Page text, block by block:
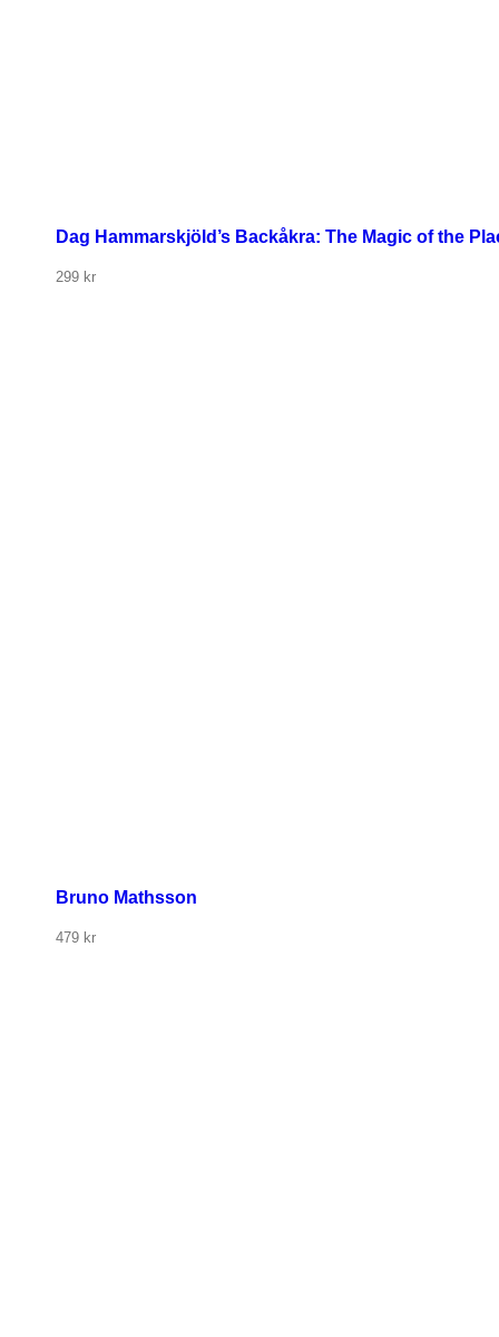
Dag Hammarskjöld’s Backåkra: The Magic of the
299 kr
Bruno Mathsson
479 kr